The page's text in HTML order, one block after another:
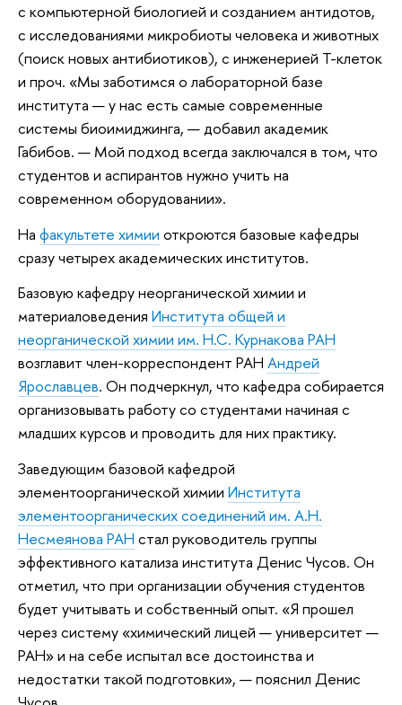
с компьютерной биологией и созданием антидотов,
с исследованиями микробиоты человека и животных
(поиск новых антибиотиков), с инженерией Т-клеток
и проч. «Мы заботимся о лабораторной базе
института — у нас есть самые современные
системы биоимиджинга, — добавил академик
Габибов. — Мой подход всегда заключался в том, что
студентов и аспирантов нужно учить на
современном оборудовании».
На факультете химии откроются базовые кафедры
сразу четырех академических институтов.
Базовую кафедру неорганической химии и
материаловедения Института общей и
неорганической химии им. Н.С. Курнакова РАН
возглавит член-корреспондент РАН Андрей
Ярославцев. Он подчеркнул, что кафедра собирается
организовывать работу со студентами начиная с
младших курсов и проводить для них практику.
Заведующим базовой кафедрой
элементоорганической химии Института
элементоорганических соединений им. А.Н.
Несмеянова РАН стал руководитель группы
эффективного катализа института Денис Чусов. Он
отметил, что при организации обучения студентов
будет учитывать и собственный опыт. «Я прошел
через систему «химический лицей — университет —
РАН» и на себе испытал все достоинства и
недостатки такой подготовки», — пояснил Денис